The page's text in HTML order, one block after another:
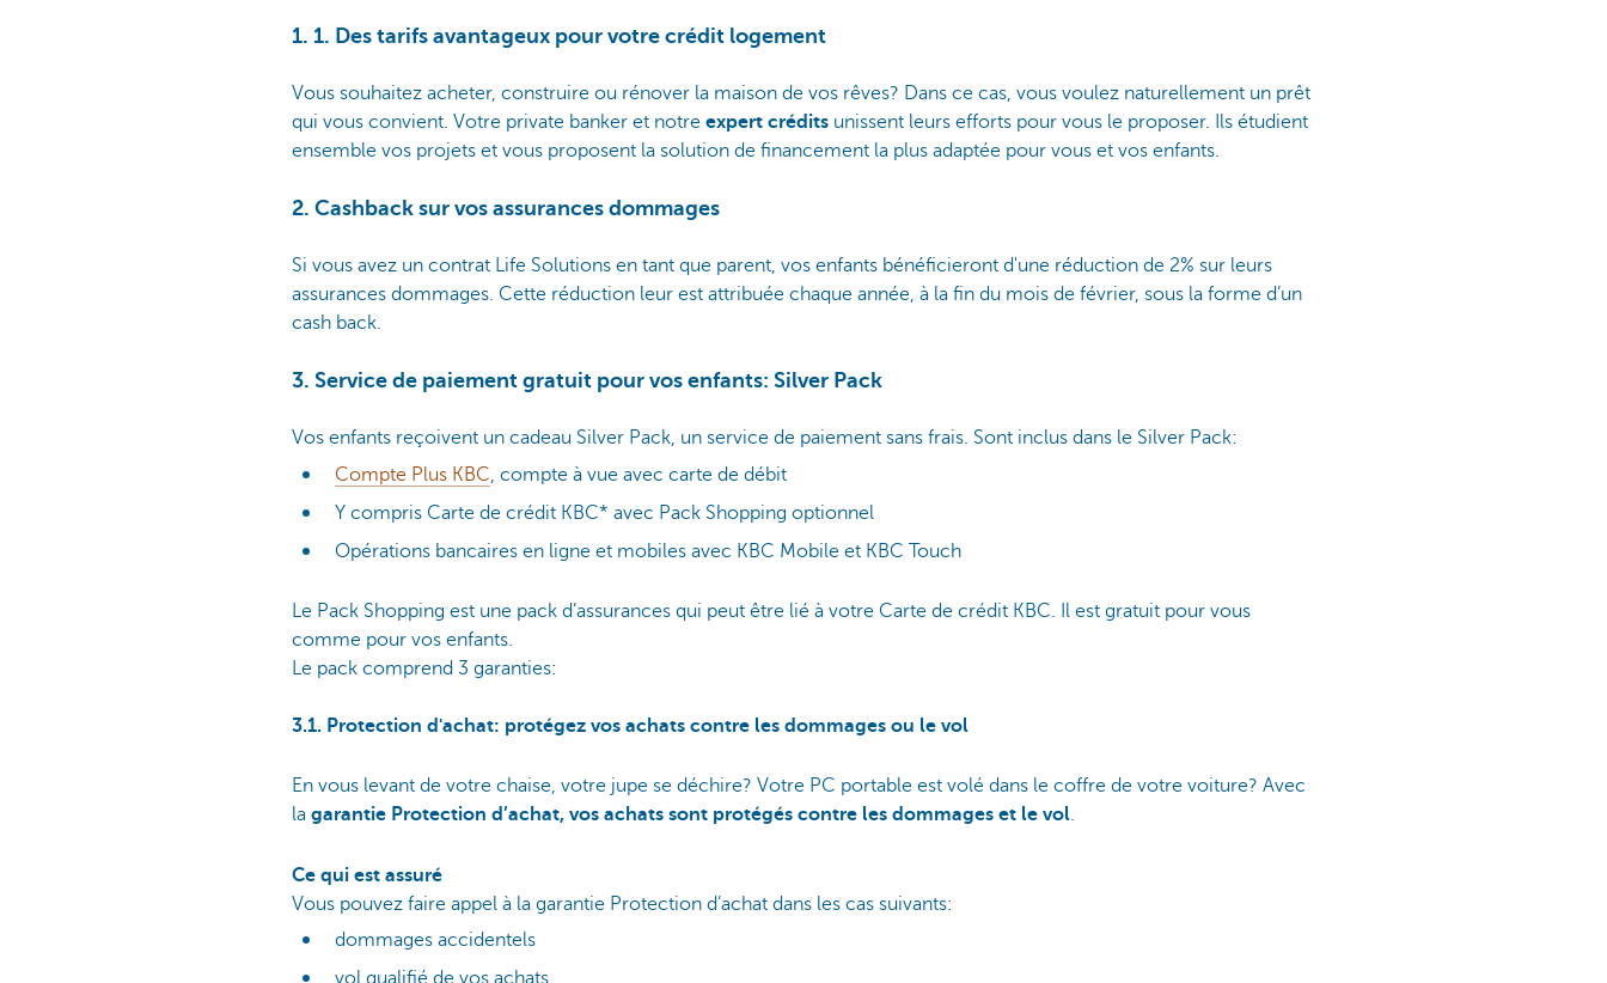
1. 1. Des tarifs avantageux pour votre crédit logement
Vous souhaitez acheter, construire ou rénover la maison de vos rêves? Dans ce cas, vous voulez naturellement un prêt
qui vous convient. Votre private banker et notre expert crédits unissent leurs efforts pour vous le proposer. Ils étudient
ensemble vos projets et vous proposent la solution de financement la plus adaptée pour vous et vos enfants.
2. Cashback sur vos assurances dommages
Si vous avez un contrat Life Solutions en tant que parent, vos enfants bénéficieront d'une réduction de 2% sur leurs
assurances dommages. Cette réduction leur est attribuée chaque année, à la fin du mois de février, sous la forme d’un
cash back.
3. Service de paiement gratuit pour vos enfants: Silver Pack
Vos enfants reçoivent un cadeau Silver Pack, un service de paiement sans frais. Sont inclus dans le Silver Pack:
Compte Plus KBC, compte à vue avec carte de débit
Y compris Carte de crédit KBC* avec Pack Shopping optionnel
Opérations bancaires en ligne et mobiles avec KBC Mobile et KBC Touch
Le Pack Shopping est une pack d’assurances qui peut être lié à votre Carte de crédit KBC. Il est gratuit pour vous
comme pour vos enfants.
Le pack comprend 3 garanties:
3.1. Protection d'achat: protégez vos achats contre les dommages ou le vol
En vous levant de votre chaise, votre jupe se déchire? Votre PC portable est volé dans le coffre de votre voiture? Avec
la garantie Protection d’achat, vos achats sont protégés contre les dommages et le vol.
Ce qui est assuré
Vous pouvez faire appel à la garantie Protection d’achat dans les cas suivants:
dommages accidentels
vol qualifié de vos achats